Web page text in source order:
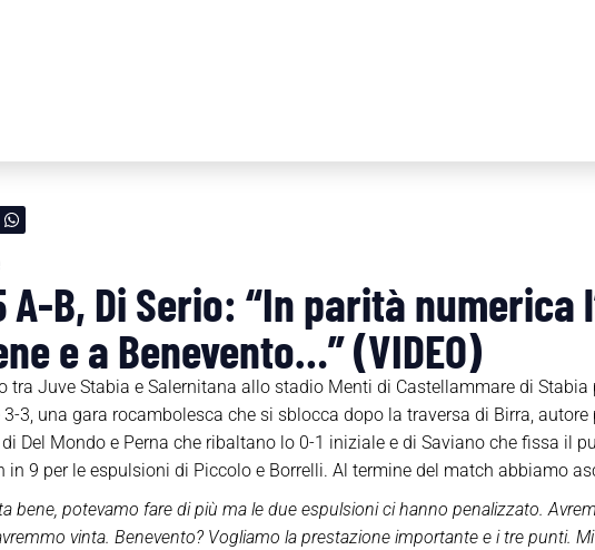
A-B, Di Serio: “In parità numerica
e a Benevento…” (VIDEO)
tra Juve Stabia e Salernitana allo stadio Menti di Castellammare di
3-3, una gara rocambolesca che si sblocca dopo la traversa di Birra,
Del Mondo e Perna che ribaltano lo 0-1 iniziale e di Saviano che fissa il
9 per le espulsioni di Piccolo e Borrelli. Al termine del match abbiamo
bene, potevamo fare di più ma le due espulsioni ci hanno penalizzato.
vinta. Benevento? Vogliamo la prestazione importante e i tre punti.